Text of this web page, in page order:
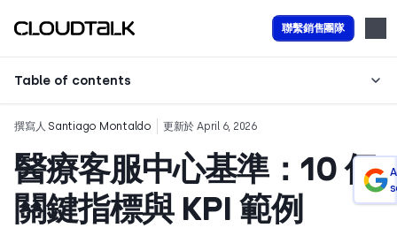
聯繫銷售團隊
Table of contents
撰寫人 Santiago Montaldo 更新於 April 6, 2026
醫療客服中心基準：10 個
關鍵指標與 KPI 範例